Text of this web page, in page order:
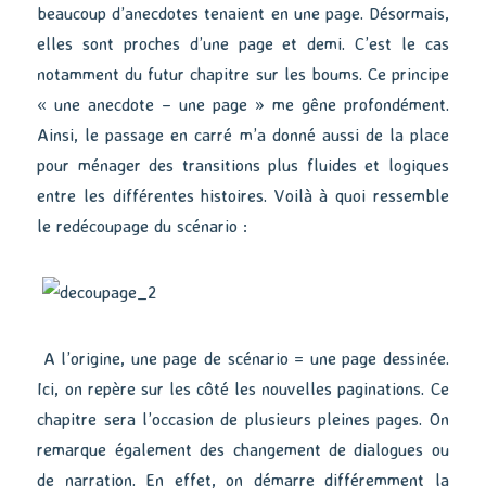
beaucoup d’anecdotes tenaient en une page. Désormais,
elles sont proches d’une page et demi. C’est le cas
notamment du futur chapitre sur les boums. Ce principe
« une anecdote – une page » me gêne profondément.
Ainsi, le passage en carré m’a donné aussi de la place
pour ménager des transitions plus fluides et logiques
entre les différentes histoires. Voilà à quoi ressemble
le redécoupage du scénario :
A l’origine, une page de scénario = une page dessinée.
Ici, on repère sur les côté les nouvelles paginations. Ce
chapitre sera l’occasion de plusieurs pleines pages. On
remarque également des changement de dialogues ou
de narration. En effet, on démarre différemment la